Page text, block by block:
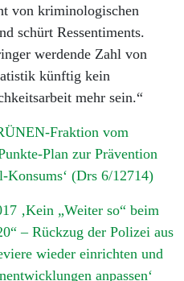
von kriminologischen
schürt Ressentiments.
werdende Zahl von
künftig kein
mehr sein.“
Fraktion vom
Plan zur Prävention
Konsums‘ (Drs 6/12714)
‚Kein „Weiter so“ beim
– Rückzug der Polizei aus
wieder einrichten und
anpassen‘